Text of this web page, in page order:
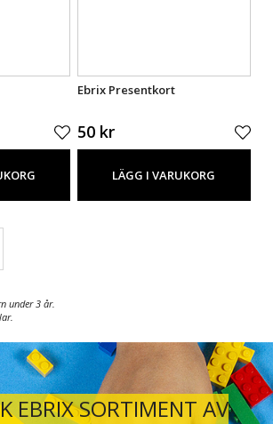
Ebrix Presentkort
50 kr
LÄGG I VARUKORG
under 3 år.
EBRIX SORTIMENT AV